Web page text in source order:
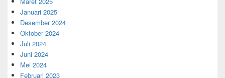
Januari 2025
Desember 2024
Oktober 2024
Juli 2024
Juni 2024
Mei 2024
Februari 2023